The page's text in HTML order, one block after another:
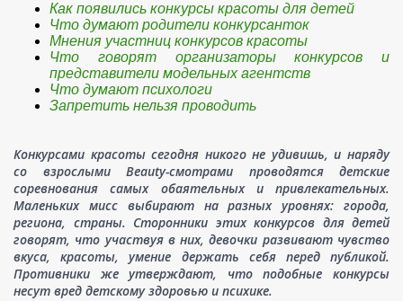
Как появились конкурсы красоты для детей
Что думают родители конкурсанток
Мнения участниц конкурсов красоты
Что говорят организаторы конкурсов и
представители модельных агентств
Что думают психологи
Запретить нельзя проводить
Конкурсами красоты сегодня никого не удивишь, и наряду
со взрослыми Beauty-смотрами проводятся детские
соревнования самых обаятельных и привлекательных.
Маленьких мисс выбирают на разных уровнях: города,
региона, страны. Сторонники этих конкурсов для детей
говорят, что участвуя в них, девочки развивают чувство
вкуса, красоты, умение держать себя перед публикой.
Противники же утверждают, что подобные конкурсы
несут вред детскому здоровью и психике.